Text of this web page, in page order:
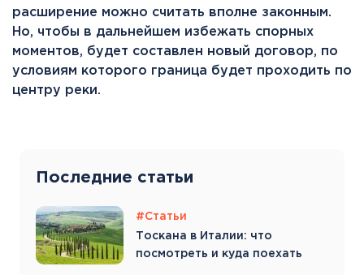
расширение можно считать вполне законным.
Но, чтобы в дальнейшем избежать спорных
моментов, будет составлен новый договор, по
условиям которого граница будет проходить по
центру реки.
Последние статьи
#Статьи
Тоскана в Италии: что
посмотреть и куда поехать